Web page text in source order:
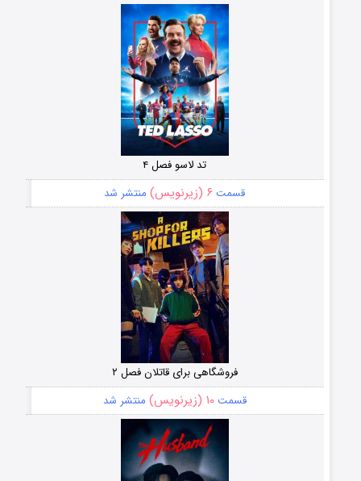
تد لاسو فصل ۴
قسمت ۶ (زیرنویس) منتشر شد
فروشگاهی برای قاتلان فصل ۲
قسمت۱۰ (زیرنویس) منتشر شد